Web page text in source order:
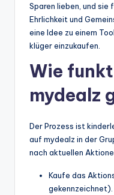
Sparen lieben, und sie
Ehrlichkeit und
eine Idee zu einem
klüger einzukaufen.
Wie
mydealz
Der Prozess ist
auf mydealz in der
nach aktuellen
Kaufe das
gekennzeichnet).